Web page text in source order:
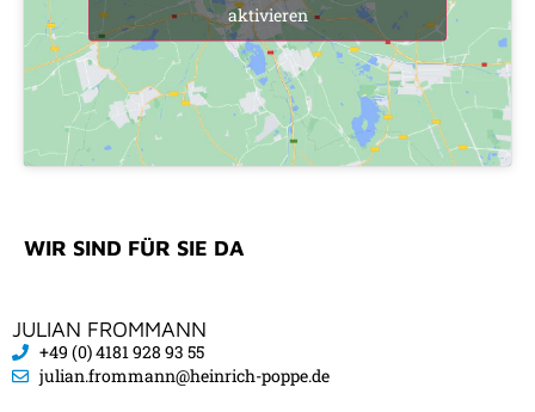
aktivieren
WIR SIND FÜR SIE DA
JULIAN FROMMANN
+49 (0) 4181 928 93 55
julian.frommann@heinrich-poppe.de